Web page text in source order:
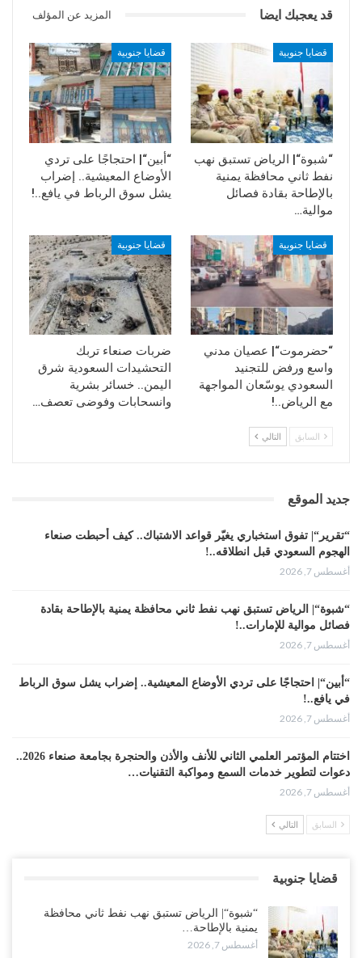
قد يعجبك ايضا المزيد عن المؤلف
قضايا جنوبية
“شبوة“| الرياض تستبق نهب
نفط ثاني محافظة يمنية
بالإطاحة بقادة فصائل
موالية…
قضايا جنوبية
“أبين“| احتجاجًا على تردي
الأوضاع المعيشية.. إضراب
يشل سوق الرباط في يافع..!
قضايا جنوبية
“حضرموت“| عصيان مدني
واسع ورفض للتجنيد
السعودي يوسّعان المواجهة
مع الرياض..!
قضايا جنوبية
ضربات صنعاء تربك
التحشيدات السعودية شرق
اليمن.. خسائر بشرية
وانسحابات وفوضى تعصف…
السابق التالي
جديد الموقع
“تقرير“| تفوق استخباري يغيّر قواعد الاشتباك.. كيف أحبطت صنعاء
الهجوم السعودي قبل انطلاقه..!
أغسطس 7, 2026
“شبوة“| الرياض تستبق نهب نفط ثاني محافظة يمنية بالإطاحة بقادة
فصائل موالية للإمارات..!
أغسطس 7, 2026
“أبين“| احتجاجًا على تردي الأوضاع المعيشية.. إضراب يشل سوق الرباط
في يافع..!
أغسطس 7, 2026
اختتام المؤتمر العلمي الثاني للأنف والأذن والحنجرة بجامعة صنعاء 2026..
دعوات لتطوير خدمات السمع ومواكبة التقنيات…
أغسطس 7, 2026
“حضرموت“| عصيان مدني واسع ورفض للتجنيد السعودي يوسّعان
واسعة وإعادة ترتيب المشهد العسكري..!
أغسطس 6, 2026
السابق التالي
قضايا جنوبية
“شبوة“| الرياض تستبق نهب نفط ثاني محافظة
يمنية بالإطاحة…
أغسطس 7, 2026